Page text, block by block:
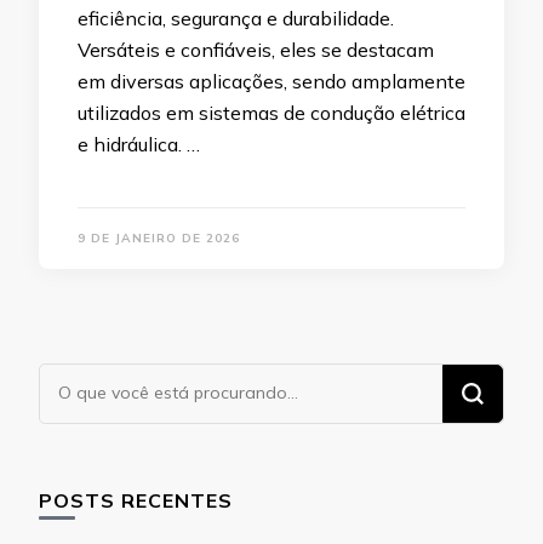
eficiência, segurança e durabilidade.
Versáteis e confiáveis, eles se destacam
em diversas aplicações, sendo amplamente
utilizados em sistemas de condução elétrica
e hidráulica. …
9 DE JANEIRO DE 2026
Procurando
algo?
POSTS RECENTES